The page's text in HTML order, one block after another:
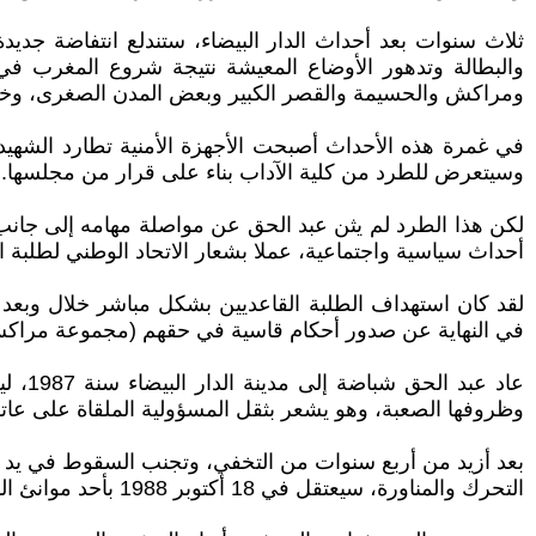
والبطالة وتدهور الأوضاع المعيشة نتيجة شروع المغرب
ومراكش والحسيمة والقصر الكبير وبعض المدن الصغرى،
وسيتعرض للطرد من كلية الآداب بناء على قرار من مجلسها.
لكن هذا الطرد لم يثن عبد الحق عن مواصلة مهامه إلى جانب
أحداث سياسية واجتماعية، عملا بشعار الاتحاد الوطني
لقد كان استهداف الطلبة القاعديين بشكل مباشر خلال وبعد
في النهاية عن صدور أحكام قاسية في حقهم (مجموعة مراكش
عاد
وظروفها الصعبة، وهو يشعر بثقل المسؤولية الملقاة على
بعد أزيد من أربع سنوات من التخفي، وتجنب السقوط في يد
التحرك والمناورة، سيعتقل في 18 أكتوبر 1988 بأحد موانئ الدار البيضاء، وهو يحاول الهجرة على متن باخرة متجهة إلى فرنسا.